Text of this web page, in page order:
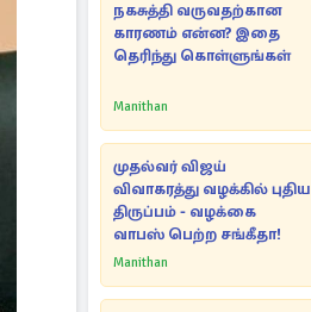
நகசுத்தி வருவதற்கான
காரணம் என்ன? இதை
தெரிந்து கொள்ளுங்கள்
Manithan
முதல்வர் விஜய்
விவாகரத்து வழக்கில் புதிய
திருப்பம் - வழக்கை
வாபஸ் பெற்ற சங்கீதா!
Manithan